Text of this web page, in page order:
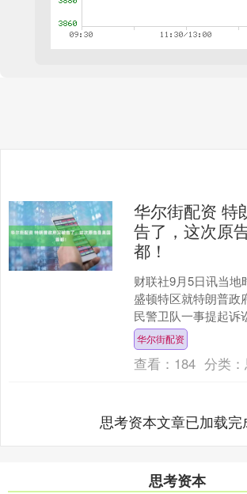
华尔街配资 特
告了，这次原
都！
财联社9月5日讯当地
盛顿特区就特朗普政
民警卫队一事提起诉
由华盛顿特区总检察
Schwal....
华尔街配资
查看： 184 分类：
思考资本文章已加载完
思考资本